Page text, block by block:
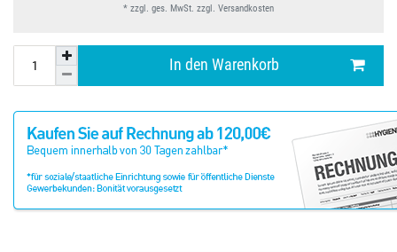
* zzgl. ges. MwSt. zzgl. Versandkosten
In den Warenkorb